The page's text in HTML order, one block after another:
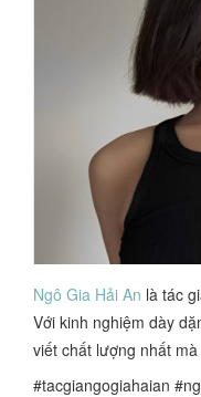
Ngô Gia Hải An là tác
Với kinh nghiệm dày
viết chất lượng nhất
#tacgiangogiahaian